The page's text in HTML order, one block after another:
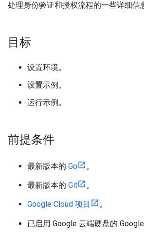
处理身份验证和授权流程的一些详细信
目标
设置环境。
设置示例。
运行示例。
前提条件
最新版本的 Go 。
最新版本的 Git 。
Google Cloud 项目 。
已启用 Google 云端硬盘的 Google